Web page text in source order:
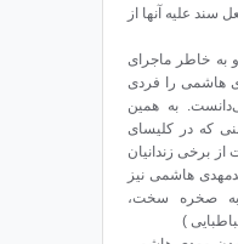
علیه آنها از
و به خاطر ماجرای
هاشمی را فردی
به همین
که در کلیسای
برخی زندانیان
هاشمی نیز
صخره سخت،
)